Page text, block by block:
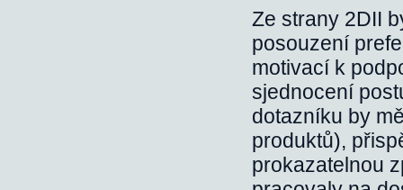
Ze strany 2DII
posouzení
motivací k
sjednocení
dotazníku by
produktů),
prokazatelnou